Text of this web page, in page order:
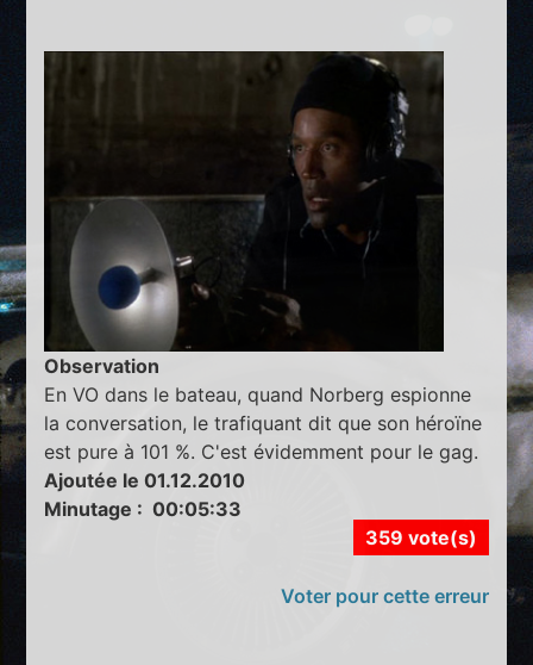
Observation
En VO dans le bateau, quand Norberg espionne
la conversation, le trafiquant dit que son héroïne
est pure à 101 %. C'est évidemment pour le gag.
Ajoutée le 01.12.2010
Minutage : 00:05:33
359 vote(s)
Voter pour cette erreur